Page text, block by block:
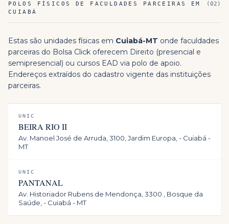
POLOS FÍSICOS DE FACULDADES PARCEIRAS EM
CUIABÁ
( 02 )
Estas são unidades físicas em Cuiabá-MT onde faculdades
parceiras do Bolsa Click oferecem Direito (presencial e
semipresencial) ou cursos EAD via polo de apoio.
Endereços extraídos do cadastro vigente das instituições
parceiras.
UNIC
BEIRA RIO II
Av. Manoel José de Arruda, 3100, Jardim Europa, - Cuiabá -
MT
UNIC
PANTANAL
Av. Historiador Rubens de Mendonça, 3300 , Bosque da
Saúde, - Cuiabá - MT